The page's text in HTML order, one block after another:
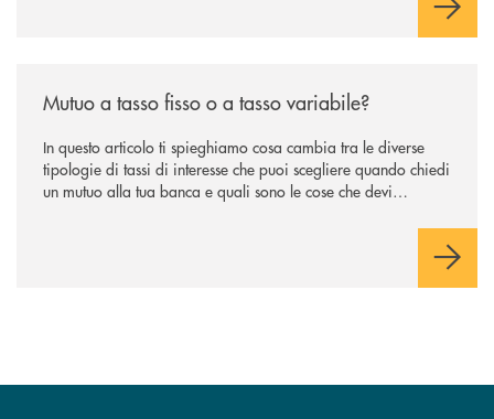
Mutuo a tasso fisso o a tasso variabile?
In questo articolo ti spieghiamo cosa cambia tra le diverse
tipologie di tassi di interesse che puoi scegliere quando chiedi
un mutuo alla tua banca e quali sono le cose che devi